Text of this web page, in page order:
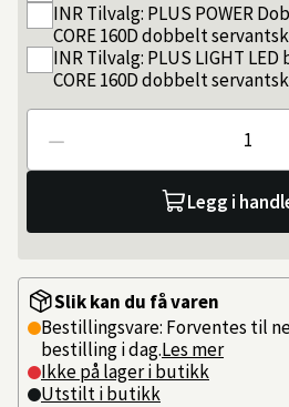
INRTilvalg: PLUS POWER
CORE 160D dobbelt
INRTilvalg: PLUS LIGHT
CORE 160D dobbelt
Antall
Legg i
Slik kan du få varen
Bestillingsvare: Forventes til
bestilling i dag.Les mer
Ikke på lager i butikk
Utstilt i butikk